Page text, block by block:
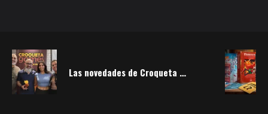
Las novedades de Croqueta Games de 2026